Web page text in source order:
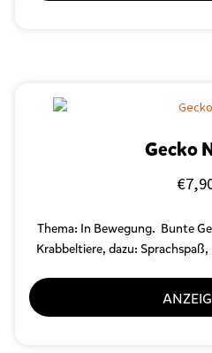
Gecko
€
Thema: In Bewegung. Bunte
Krabbeltiere, dazu: